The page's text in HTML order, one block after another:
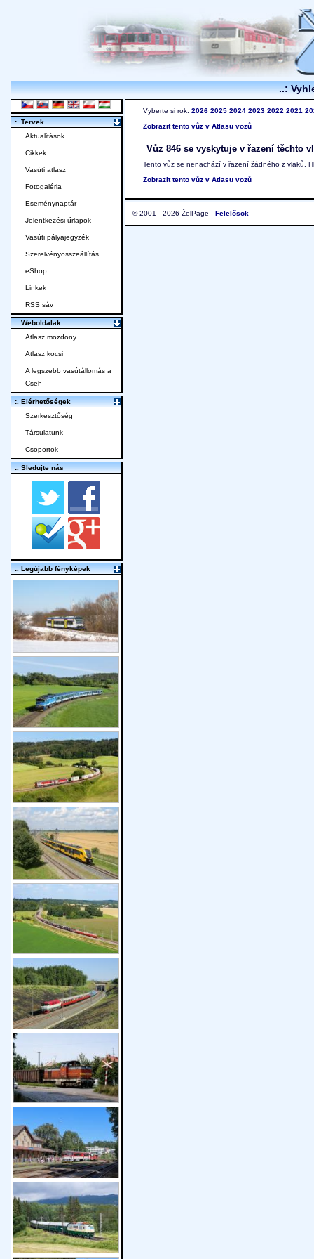
..:
Vyberte si rok: 2026 2025 2024 2023 2022 2021
Zobrazit tento vůz v Atlasu vozů
Vůz 846 se vyskytuje v řazení těchto
Tento vůz se nenachází v řazení žádného z vlaků.
Zobrazit tento vůz v Atlasu vozů
© 2001 - 2026 ŽelPage - Felelősök
:. Tervek
Aktualitások
Cikkek
Vasúti atlasz
Fotogaléria
Eseménynaptár
Jelentkezési űrlapok
Vasúti pályajegyzék
Szerelvényösszeállítás
eShop
Linkek
RSS sáv
:. Weboldalak
Atlasz mozdony
Atlasz kocsi
A legszebb vasútállomás a
Cseh
:. Elérhetőségek
Szerkesztőség
Társulatunk
Csoportok
:. Sledujte nás
:. Legújabb fényképek